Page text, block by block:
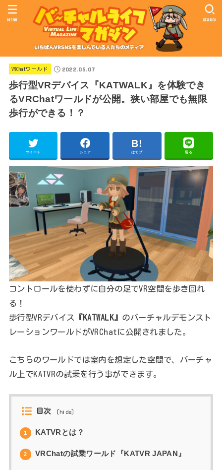
SEARCH
MENU
VRChatワールド 2022.05.07
歩行型VRデバイス『KATWALK』を体験でき
るVRChatワールドが公開。狭い部屋でも無限
歩行ができる！？
ツイート シェア はてブ 送る
コントロールを使わずに自分の足でVR空間を歩き回れ
る！
歩行型VRデバイス 『KATWALK』 のバーチャルデモンスト
レーションワールドがVRChatに公開されました。
こちらのワールドでは室内を想定した空間で、バーチャ
ル上でKATVRの試乗を行う事ができます。
目次 [hide]
1 KATVRとは？
2 VRChatの試乗ワールド『KATVR JAPAN』